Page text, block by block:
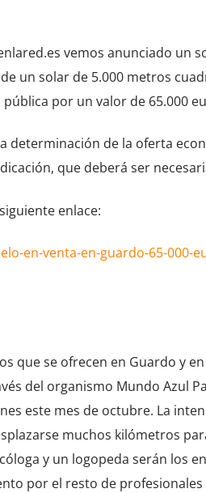
vemos anunciado un
un solar de 5.000 metros
por un valor de 65.000
determinación de la oferta
que deberá ser
enlace:
en-venta-en-guardo-65-000-
que se ofrecen en Guardo y
del organismo Mundo Azul
este mes de octubre. La
muchos kilómetros
y un logopeda serán los
por el resto de profesionales